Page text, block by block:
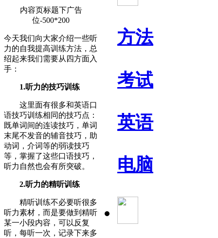
方法
考试
英语
电脑
内容页标题下广告
位-500*200
今天我们向大家介绍一些听
力的自我提高训练方法，总
绍起来我们需要从四方面入
手：
1.听力的技巧训练
这里面有很多和英语口
语技巧训练相同的技巧点：
既单词间的连读技巧，单词
末尾不发音的辅音技巧，助
动词，介词等的弱读技巧
等，掌握了这些口语技巧，
听力自然也会有所突破。
2.听力的精听训练
精听训练不必要听很多
听力素材，而是要做到精听
某一小段内容，可以反复
听，每听一次，记录下来多